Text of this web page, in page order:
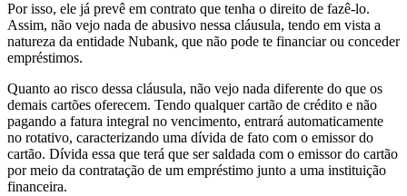
Por isso, ele já prevê em contrato que tenha o direito de fazê-lo.
Assim, não vejo nada de abusivo nessa cláusula, tendo em vista a
natureza da entidade Nubank, que não pode te financiar ou conceder
empréstimos.
Quanto ao risco dessa cláusula, não vejo nada diferente do que os
demais cartões oferecem. Tendo qualquer cartão de crédito e não
pagando a fatura integral no vencimento, entrará automaticamente
no rotativo, caracterizando uma dívida de fato com o emissor do
cartão. Dívida essa que terá que ser saldada com o emissor do cartão
por meio da contratação de um empréstimo junto a uma instituição
financeira.